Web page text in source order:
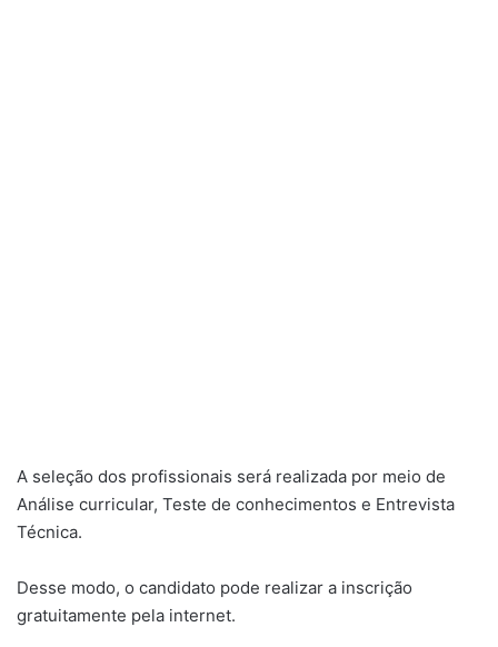
A seleção dos profissionais será realizada por meio de
Análise curricular, Teste de conhecimentos e Entrevista
Técnica.
Desse modo, o candidato pode realizar a inscrição
gratuitamente pela internet.